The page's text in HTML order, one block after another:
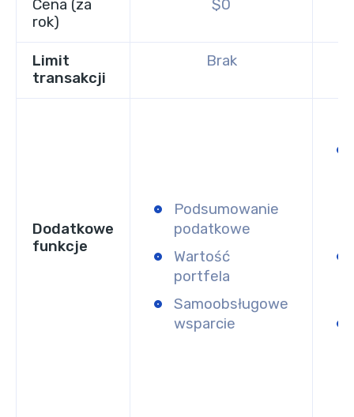
Cena (za
rok)
$0
Limit
transakcji
Brak
Dodatkowe
funkcje
Podsumowanie
podatkowe
Wartość
portfela
Samoobsługowe
wsparcie